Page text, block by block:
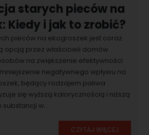
starych pieców na
Kiedy i jak to zrobić?
pieców na ekogroszek jest coraz
opcją przez właścicieli domów
na zwiększenie efektywności
negatywnego wpływu na
będący rodzajem paliwa
się wyższą kalorycznością i niższą
w...
CZYTAJ WIĘCEJ